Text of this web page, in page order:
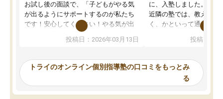
お試し後の面談で、「子どもがやる気
が出るようにサポートするのが私たち
です！安心してください！やる気が出
ないのは私たち講師の責任です」と言
ってくださり、確かに！と考えて、思
ったんですが、学生の先生から学ぶこ
み、徐々に成績が上がったらいいなと
思っていました。何が今足りないのか
投稿日：2026年03月13日
に、入塾しました。田舎
近隣の塾では、教えても
く、かといって通うには
可能なので本当に助か
らないところをピンポイ
頂いて、とてもわかり
していました。一生を
スト、多少お金がかかっ
投稿日：
トライのオンライン個別指導塾の口コミをもっとみ
る